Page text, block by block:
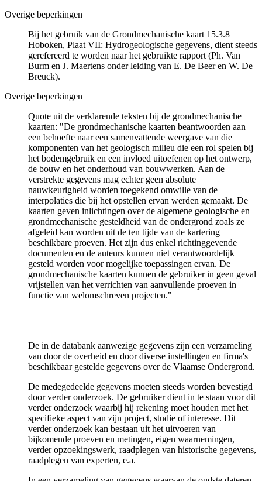
Overige beperkingen
Bij het gebruik van de Grondmechanische kaart 15.3.8
Hoboken, Plaat VII: Hydrogeologische gegevens, dient steeds
gerefereerd te worden naar het gebruikte rapport (Ph. Van
Burm en J. Maertens onder leiding van E. De Beer en W. De
Breuck).
Overige beperkingen
Quote uit de verklarende teksten bij de grondmechanische
kaarten: "De grondmechanische kaarten beantwoorden aan
een behoefte naar een samenvattende weergave van die
komponenten van het geologisch milieu die een rol spelen bij
het bodemgebruik en een invloed uitoefenen op het ontwerp,
de bouw en het onderhoud van bouwwerken. Aan de
verstrekte gegevens mag echter geen absolute
nauwkeurigheid worden toegekend omwille van de
interpolaties die bij het opstellen ervan werden gemaakt. De
kaarten geven inlichtingen over de algemene geologische en
grondmechanische gesteldheid van de ondergrond zoals ze
afgeleid kan worden uit de ten tijde van de kartering
beschikbare proeven. Het zijn dus enkel richtinggevende
documenten en de auteurs kunnen niet verantwoordelijk
gesteld worden voor mogelijke toepassingen ervan. De
grondmechanische kaarten kunnen de gebruiker in geen geval
vrijstellen van het verrichten van aanvullende proeven in
functie van welomschreven projecten."
De in de databank aanwezige gegevens zijn een verzameling
van door de overheid en door diverse instellingen en firma's
beschikbaar gestelde gegevens over de Vlaamse Ondergrond.
De medegedeelde gegevens moeten steeds worden bevestigd
door verder onderzoek. De gebruiker dient in te staan voor dit
verder onderzoek waarbij hij rekening moet houden met het
specifieke aspect van zijn project, studie of interesse. Dit
verder onderzoek kan bestaan uit het uitvoeren van
bijkomende proeven en metingen, eigen waarnemingen,
verder opzoekingswerk, raadplegen van historische gegevens,
raadplegen van experten, e.a.